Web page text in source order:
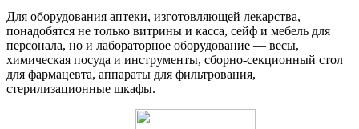
Для оборудования аптеки, изготовляющей лекарства,
понадобятся не только витрины и касса, сейф и мебель для
персонала, но и лабораторное оборудование — весы,
химическая посуда и инструменты, сборно-секционный стол
для фармацевта, аппараты для фильтрования,
стерилизационные шкафы.